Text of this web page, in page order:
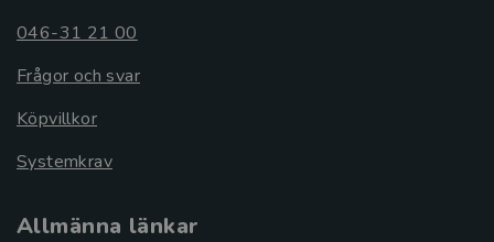
046-31 21 00
Frågor och svar
Köpvillkor
Systemkrav
Allmänna länkar